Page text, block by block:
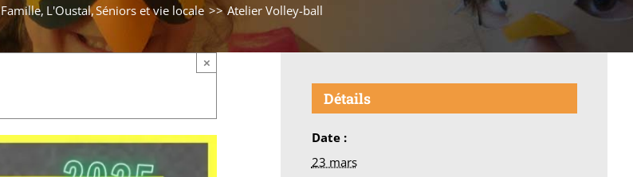
Famille L'Oustal Séniors et vie locale Atelier Volley-ball
×
Détails
Date :
23 mars